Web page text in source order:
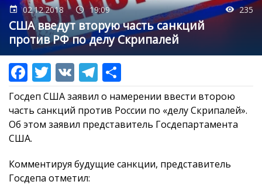
02.12.2018 19:09 235
США введут вторую часть санкций
против РФ по делу Скрипалей
Госдеп США заявил о намерении ввести второю
часть санкций против России по «делу Скрипалей».
Об этом заявил представитель Госдепартамента
США.
Комментируя будущие санкции, представитель
Госдепа отметил: